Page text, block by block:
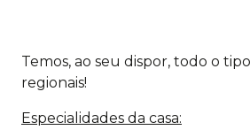
Temos, ao seu dispor, todo o
regionais!
Especialidades da casa: